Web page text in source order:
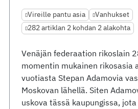
Vireille pantu asia
Vanhukset
282 artiklan 2 kohdan 2 alakohta
Venäjän federaation rikoslain
momentin mukainen rikosasia
vuotiasta Stepan Adamovia
Moskovan lähellä. Siten
uskova tässä kaupungissa,